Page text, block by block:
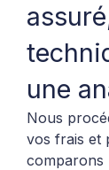
une
Nous
vos frais et
comparons